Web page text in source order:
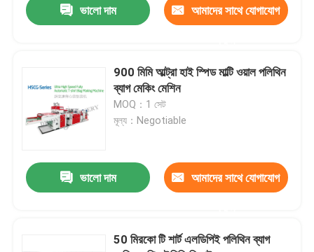
পরিচিতি
পণ্য
ভালো দাম আমাদের সাথে যোগাযোগ
900 মিমি আল্ট্রা হাই স্পিড মাল্টি ওয়াল পলিথিন
ব্যাগ মেকিং মেশিন
MOQ：1 সেট
মূল্য：Negotiable
ভালো দাম আমাদের সাথে যোগাযোগ
50 মিরকো টি শার্ট এলডিপিই পলিথিন ব্যাগ